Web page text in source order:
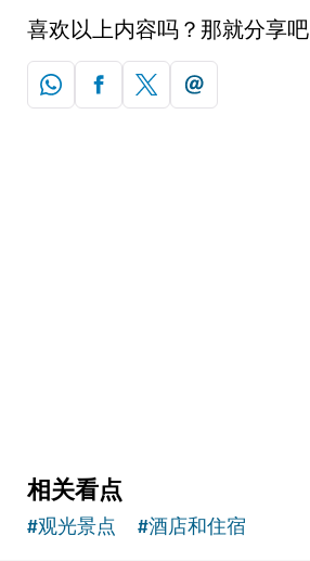
喜欢以上内容吗？那就分享吧
相关看点
#观光景点 #酒店和住宿